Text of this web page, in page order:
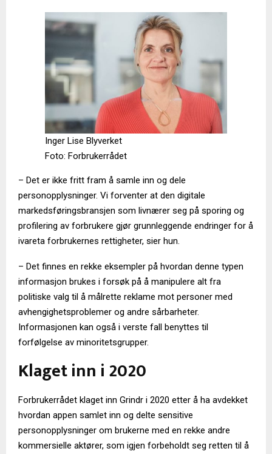
Inger Lise Blyverket
Foto: Forbrukerrådet
– Det er ikke fritt fram å samle inn og dele
personopplysninger. Vi forventer at den digitale
markedsføringsbransjen som livnærer seg på sporing og
profilering av forbrukere gjør grunnleggende endringer for å
ivareta forbrukernes rettigheter, sier hun.
– Det finnes en rekke eksempler på hvordan denne typen
informasjon brukes i forsøk på å manipulere alt fra
politiske valg til å målrette reklame mot personer med
avhengighetsproblemer og andre sårbarheter.
Informasjonen kan også i verste fall benyttes til
forfølgelse av minoritetsgrupper.
Klaget inn i 2020
Forbrukerrådet klaget inn Grindr i 2020 etter å ha avdekket
hvordan appen samlet inn og delte sensitive
personopplysninger om brukerne med en rekke andre
kommersielle aktører, som igjen forbeholdt seg retten til å